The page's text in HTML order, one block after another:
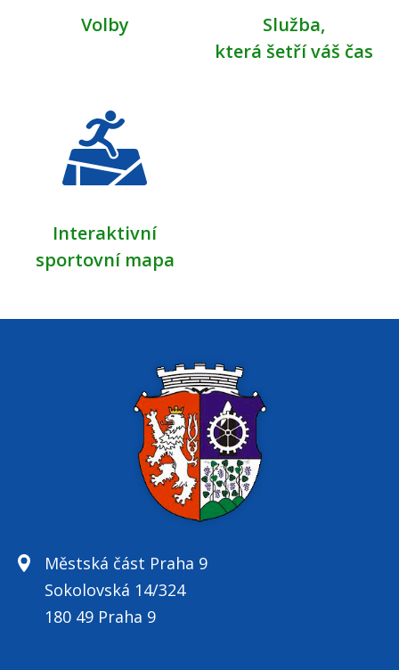
Volby
Služba,
která šetří váš čas
Interaktivní
sportovní mapa
Městská část Praha 9
Sokolovská 14/324
180 49 Praha 9